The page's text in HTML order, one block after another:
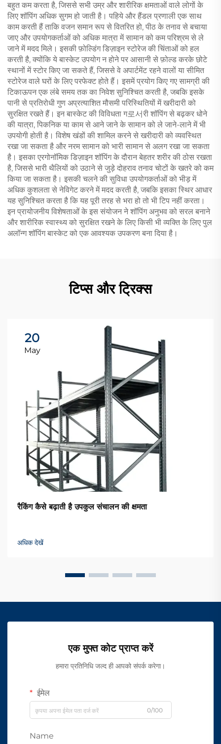
बहुत कम करता है, जिससे सभी उम्र और शारीरिक क्षमताओं वाले लोगों के
लिए शॉपिंग अधिक सुगम हो जाती है। पहिये और हैंडल प्रणाली एक साथ
काम करती हैं ताकि वजन समान रूप से वितरित हो, पीठ के तनाव से बचाया
जाए और उपयोगकर्ताओं को अधिक मात्रा में सामान को कम परिश्रम से ले
जाने में मदद मिले। इसकी फ़ोल्डिंग डिज़ाइन स्टोरेज की चिंताओं को हल
करती है, क्योंकि ये बास्केट उपयोग न होने पर आसानी से फ़ोल्ड करके छोटे
स्थानों में स्टोर किए जा सकते हैं, जिससे वे अपार्टमेंट रहने वालों या सीमित
स्टोरेज वाले घरों के लिए परफेक्ट होते हैं। इसमें प्रयोग किए गए सामग्री की
टिकाऊपन एक लंबे समय तक का निवेश सुनिश्चित करती है, जबकि इसके
पानी से प्रतिरोधी गुण अप्रत्याशित मौसमी परिस्थितियों में खरीदारी को
सुरक्षित रखते हैं। इन बास्केट की विविधता ग로서री शॉपिंग से बढ़कर धोने
की यात्रा, पिकनिक या काम से आने जाने के सामान को ले जाने-लाने में भी
उपयोगी होती है। विशेष खंडों की शामिल करने से खरीदारी को व्यवस्थित
रखा जा सकता है और नरम सामान को भारी सामान से अलग रखा जा सकता
है। इसका एरगोनॉमिक डिज़ाइन शॉपिंग के दौरान बेहतर शरीर की ठोस रखता
है, जिससे भारी थैलियों को उठाने से जुड़े दोहराव तनाव चोटों के खतरे को कम
किया जा सकता है। इसकी चलने की सुविधा उपयोगकर्ताओं को भीड़ में
अधिक कुशलता से नेविगेट करने में मदद करती है, जबकि इसका स्थिर आधार
यह सुनिश्चित करता है कि यह पूरी तरह से भरा हो तो भी टिप नहीं करता।
इन प्रायोजनीय विशेषताओं के इस संयोजन ने शॉपिंग अनुभव को सरल बनाने
और शारीरिक स्वास्थ्य को सुरक्षित रखने के लिए किसी भी व्यक्ति के लिए पुल
अलॉन्ग शॉपिंग बास्केट को एक आवश्यक उपकरण बना दिया है।
टिप्स और ट्रिक्स
20
May
रैकिंग कैसे बढ़ाती है उपकुल संचालन की क्षमता
अधिक देखें
एक मुफ्त कोट प्राप्त करें
हमारा प्रतिनिधि जल्द ही आपको संपर्क करेगा।
ईमेल
0/100
Name